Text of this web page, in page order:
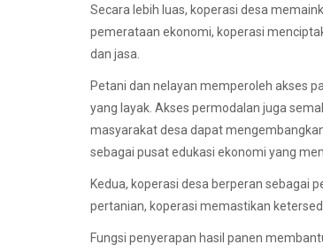
Secara lebih luas, koperasi desa
pemerataan ekonomi, koperasi
dan jasa.
Petani dan nelayan memperoleh akses
yang layak. Akses permodalan juga
masyarakat desa dapat
sebagai pusat edukasi ekonomi yang
Kedua, koperasi desa berperan sebagai
pertanian, koperasi memastikan
Fungsi penyerapan hasil panen